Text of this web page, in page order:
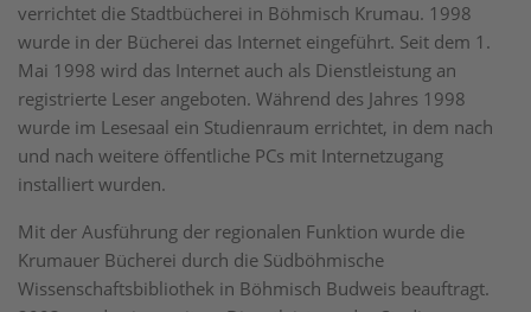
verrichtet die Stadtbücherei in Böhmisch Krumau. 1998
wurde in der Bücherei das Internet eingeführt. Seit dem 1.
Mai 1998 wird das Internet auch als Dienstleistung an
registrierte Leser angeboten. Während des Jahres 1998
wurde im Lesesaal ein Studienraum errichtet, in dem nach
und nach weitere öffentliche PCs mit Internetzugang
installiert wurden.
Mit der Ausführung der regionalen Funktion wurde die
Krumauer Bücherei durch die Südböhmische
Wissenschaftsbibliothek in Böhmisch Budweis beauftragt.